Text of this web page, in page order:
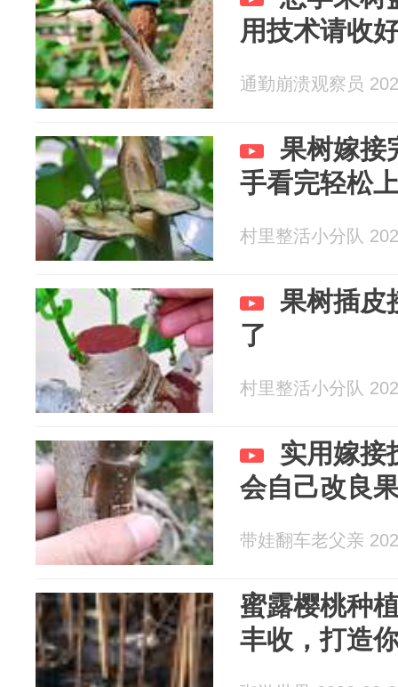
用技术请收
通勤崩溃观察员
果树嫁接
手看完轻松
村里整活小分队
果树插皮
了
村里整活小分队
实用嫁接
会自己改良
带娃翻车老父亲
蜜露樱桃种
丰收，打造